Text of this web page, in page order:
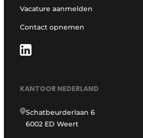
Vacature aanmelden
Contact opnemen
KANTOOR NEDERLAND
Schatbeurderlaan 6
6002 ED Weert